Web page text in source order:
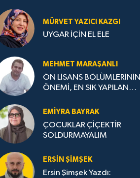
MÜRVET YAZICI KAZGI
UYGAR İÇİN EL ELE
MEHMET MARAŞANLI
ÖN LİSANS BÖLÜMLERİNİN
ÖNEMİ, EN SIK YAPILAN
STRATEJİLERİ
EMIYRA BAYRAK
ÇOCUKLAR ÇİÇEKTİR
SOLDURMAYALIM
ERSIN ŞIMŞEK
Ersin Şimşek Yazdı: